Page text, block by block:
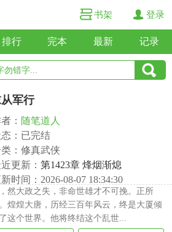
书架 登录
排行 完本 最新 记录
军行
： 随笔道人
：已完结
：修真武侠
更新： 第1423章 烽烟渐熄
时间：2026-08-07 18:34:30
然大政之失，非命世雄才不可挽。正所
煌煌大唐，历经三百年风云，终是大厦倾
这个世界。他将终结这个乱世...